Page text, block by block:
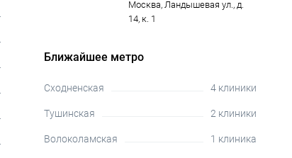
Москва, Ландышевая ул., д.
14, к. 1
Ближайшее метро
Сходненская 4 клиники
Тушинская 2 клиники
Волоколамская 1 клиника